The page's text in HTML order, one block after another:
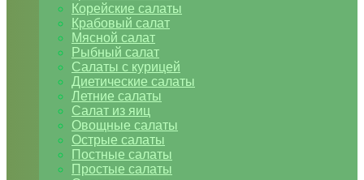
Корейские салаты
Крабовый салат
Мясной салат
Рыбный салат
Салаты с курицей
Диетические салаты
Летние салаты
Салат из яиц
Овощные салаты
Острые салаты
Постные салаты
Простые салаты